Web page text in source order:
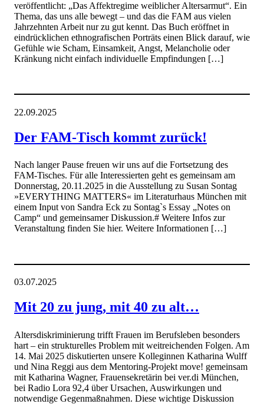
veröffentlicht: „Das Affektregime weiblicher Altersarmut“. Ein
Thema, das uns alle bewegt – und das die FAM aus vielen
Jahrzehnten Arbeit nur zu gut kennt. Das Buch eröffnet in
eindrücklichen ethnografischen Porträts einen Blick darauf, wie
Gefühle wie Scham, Einsamkeit, Angst, Melancholie oder
Kränkung nicht einfach individuelle Empfindungen […]
22.09.2025
Der FAM-Tisch kommt zurück!
Nach langer Pause freuen wir uns auf die Fortsetzung des
FAM-Tisches. Für alle Interessierten geht es gemeinsam am
Donnerstag, 20.11.2025 in die Ausstellung zu Susan Sontag
»EVERYTHING MATTERS« im Literaturhaus München mit
einem Input von Sandra Eck zu Sontag`s Essay „Notes on
Camp“ und gemeinsamer Diskussion.# Weitere Infos zur
Veranstaltung finden Sie hier. Weitere Informationen […]
03.07.2025
Mit 20 zu jung, mit 40 zu alt…
Altersdiskriminierung trifft Frauen im Berufsleben besonders
hart – ein strukturelles Problem mit weitreichenden Folgen. Am
14. Mai 2025 diskutierten unsere Kolleginnen Katharina Wulff
und Nina Reggi aus dem Mentoring-Projekt move! gemeinsam
mit Katharina Wagner, Frauensekretärin bei ver.di München,
bei Radio Lora 92,4 über Ursachen, Auswirkungen und
notwendige Gegenmaßnahmen. Diese wichtige Diskussion